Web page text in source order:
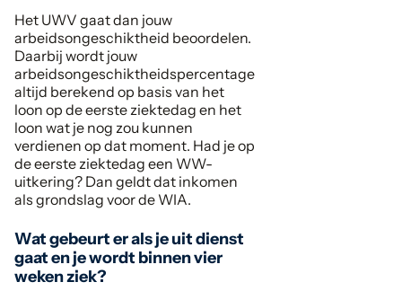
Het UWV gaat dan jouw
arbeidsongeschiktheid beoordelen.
Daarbij wordt jouw
arbeidsongeschiktheidspercentage
altijd berekend op basis van het
loon op de eerste ziektedag en het
loon wat je nog zou kunnen
verdienen op dat moment. Had je op
de eerste ziektedag een WW-
uitkering? Dan geldt dat inkomen
als grondslag voor de WIA.
Wat gebeurt er als je uit dienst
gaat en je wordt binnen vier
weken ziek?